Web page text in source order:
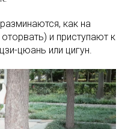
как на
и приступают к
цюань или цигун.